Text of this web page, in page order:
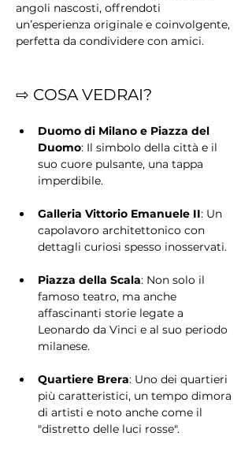
angoli nascosti, offrendoti
un’esperienza originale e coinvolgente,
perfetta da condividere con amici.
⇨ COSA VEDRAI?
Duomo di Milano e Piazza del
Duomo: Il simbolo della città e il
suo cuore pulsante, una tappa
imperdibile.
Galleria Vittorio Emanuele II: Un
capolavoro architettonico con
dettagli curiosi spesso inosservati.
Piazza della Scala: Non solo il
famoso teatro, ma anche
affascinanti storie legate a
Leonardo da Vinci e al suo periodo
milanese.
Quartiere Brera: Uno dei quartieri
più caratteristici, un tempo dimora
di artisti e noto anche come il
"distretto delle luci rosse".